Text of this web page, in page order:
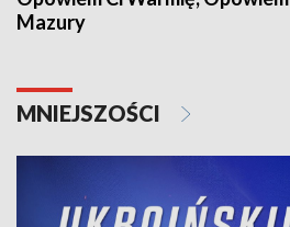
Mazury
MNIEJSZOŚCI